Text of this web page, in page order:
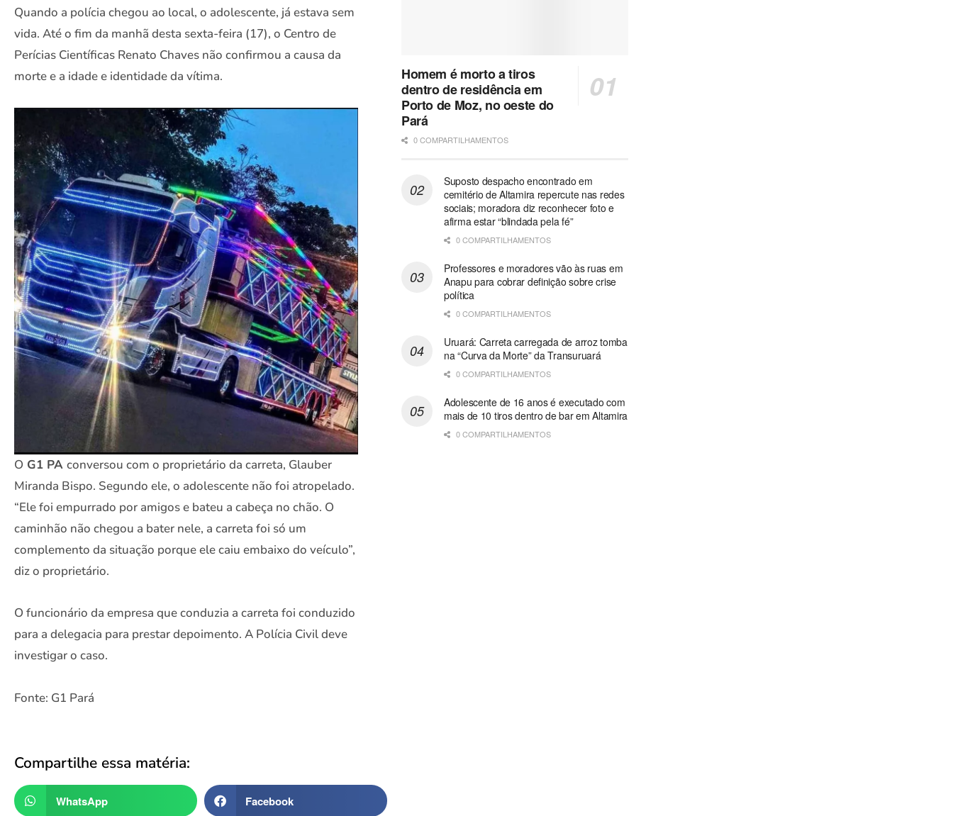
Quando a polícia chegou ao local, o adolescente, já estava sem
vida. Até o fim da manhã desta sexta-feira (17), o Centro de
Perícias Científicas Renato Chaves não confirmou a causa da
morte e a idade e identidade da vítima.
O G1 PA conversou com o proprietário da carreta, Glauber
Miranda Bispo. Segundo ele, o adolescente não foi atropelado.
“Ele foi empurrado por amigos e bateu a cabeça no chão. O
caminhão não chegou a bater nele, a carreta foi só um
complemento da situação porque ele caiu embaixo do veículo”,
diz o proprietário.
O funcionário da empresa que conduzia a carreta foi conduzido
para a delegacia para prestar depoimento. A Polícia Civil deve
investigar o caso.
Fonte: G1 Pará
Compartilhe essa matéria:
WhatsApp Facebook
Homem é morto a tiros
dentro de residência em
Porto de Moz, no oeste do
Pará
0 COMPARTILHAMENTOS
Suposto despacho encontrado em
cemitério de Altamira repercute nas redes
sociais; moradora diz reconhecer foto e
afirma estar “blindada pela fé”
0 COMPARTILHAMENTOS
Professores e moradores vão às ruas em
Anapu para cobrar definição sobre crise
política
0 COMPARTILHAMENTOS
Uruará: Carreta carregada de arroz tomba
na “Curva da Morte” da Transuruará
0 COMPARTILHAMENTOS
Adolescente de 16 anos é executado com
mais de 10 tiros dentro de bar em Altamira
0 COMPARTILHAMENTOS